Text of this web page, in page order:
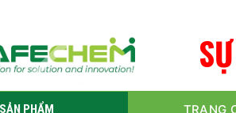
SỰ
PHẨM TRANG